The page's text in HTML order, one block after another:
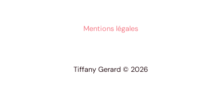
Mentions légales
Tiffany Gerard © 2026